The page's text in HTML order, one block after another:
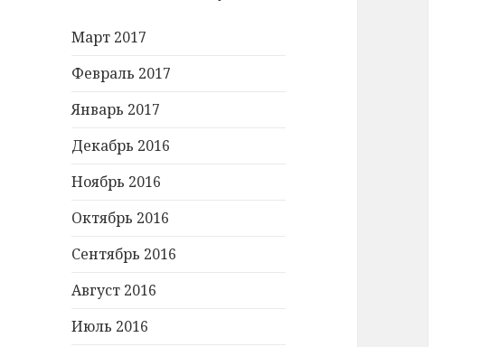
Март 2017
Февраль 2017
Январь 2017
Декабрь 2016
Ноябрь 2016
Октябрь 2016
Сентябрь 2016
Август 2016
Июль 2016